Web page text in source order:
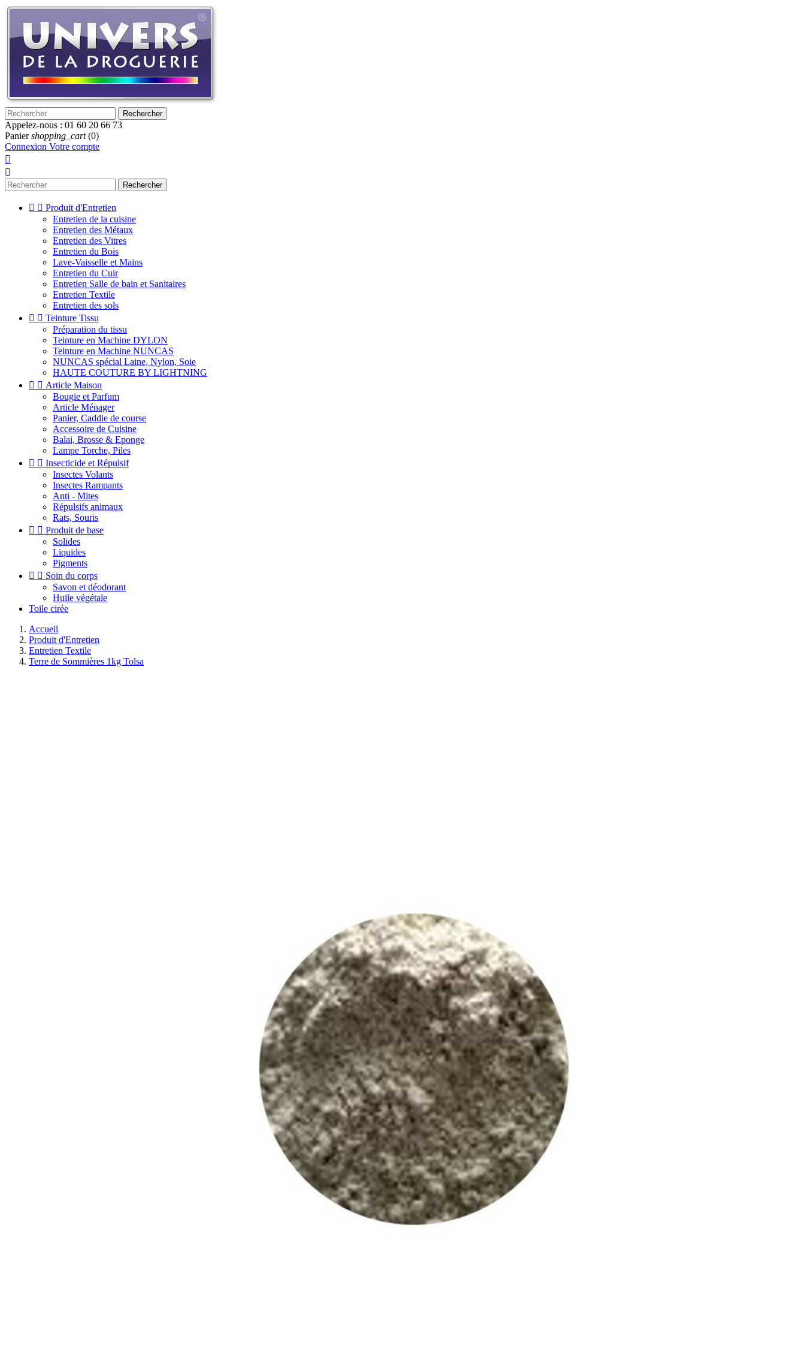
Rechercher
Appelez-nous : 01 60 20 66 73
Panier shopping_cart (0)
Connexion Votre compte


Rechercher
  Produit d'Entretien
Entretien de la cuisine
Entretien des Métaux
Entretien des Vitres
Entretien du Bois
Lave-Vaisselle et Mains
Entretien du Cuir
Entretien Salle de bain et Sanitaires
Entretien Textile
Entretien des sols
  Teinture Tissu
Préparation du tissu
Teinture en Machine DYLON
Teinture en Machine NUNCAS
NUNCAS spécial Laine, Nylon, Soie
HAUTE COUTURE BY LIGHTNING
  Article Maison
Bougie et Parfum
Article Ménager
Panier, Caddie de course
Accessoire de Cuisine
Balai, Brosse & Eponge
Lampe Torche, Piles
  Insecticide et Répulsif
Insectes Volants
Insectes Rampants
Anti - Mites
Répulsifs animaux
Rats, Souris
  Produit de base
Solides
Liquides
Pigments
  Soin du corps
Savon et déodorant
Huile végétale
Toile cirée
Accueil
Produit d'Entretien
Entretien Textile
Terre de Sommières 1kg Tolsa